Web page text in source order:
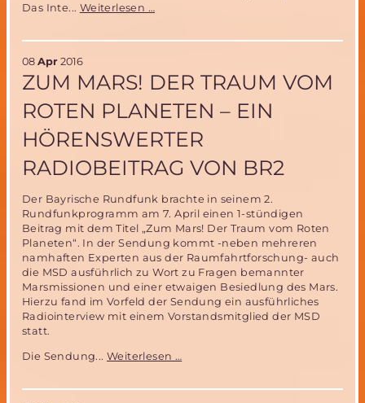
Das Inte... Weiterlesen …
Marsmissionsplänen
Elon
(Space
08 Apr 2016
ZUM MARS! DER TRAUM VOM
ROTEN PLANETEN – EIN
HÖRENSWERTER
RADIOBEITRAG VON BR2
Der Bayrische Rundfunk brachte in seinem 2.
Rundfunkprogramm am 7. April einen 1-stündigen
Beitrag mit dem Titel „Zum Mars! Der Traum vom Roten
Planeten“. In der Sendung kommt -neben mehreren
namhaften Experten aus der Raumfahrtforschung- auch
die MSD ausführlich zu Wort zu Fragen bemannter
Marsmissionen und einer etwaigen Besiedlung des Mars.
Hierzu fand im Vorfeld der Sendung ein ausführliches
Radiointerview mit einem Vorstandsmitglied der MSD
statt.
Die Sendung...Weiterlesen …